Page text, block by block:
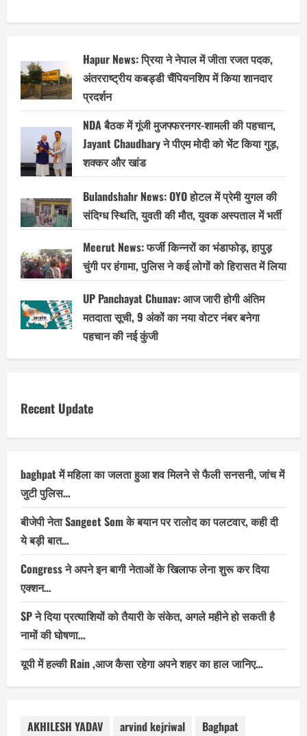
Hapur News: प्रिया ने नेपाल में जीता रजत पदक,
अंतरराष्ट्रीय कबड्डी चैंपियनशिप में किया शानदार
प्रदर्शन
NDA बैठक में गूंजी मुजफ्फरनगर-शामली की पहचान,
Jayant Chaudhary ने पीएम मोदी को भेंट किया गुड़,
शक्कर और खांड
Bulandshahr News: OYO होटल में प्रेमी युगल की
संदिग्ध स्थिति, युवती की मौत, युवक अस्पताल में भर्ती
Meerut News: फर्जी किन्नरों का भंडाफोड़, हापुड़
चुंगी पर हंगामा, पुलिस ने कई लोगों को हिरासत में लिया
UP Panchayat Chunav: आज जारी होगी अंतिम
मतदाता सूची, 9 अंकों का नया वोटर नंबर बनेगा
पहचान की नई कुंजी
Recent Update
baghpat में महिला का जलता हुआ शव मिलने से फैली सनसनी, जांच में
जुटी पुलिस…
बीजेपी नेता Sangeet Som के बयान पर रालोद का पलटवार, कही दी
ये बड़ी बात…
Congress ने अपने इन बागी नेताओं के खिलाफ लेना शुरू कर दिया
एक्शन…
SP ने दिया प्रत्याशियों को तैयारी के संकेत, अगले महीने हो सकती है
नामों की घोषणा…
यूपी में हल्की Rain ,आज कैसा रहेगा अपने शहर का हाल जानिए…
AKHILESH YADAV arvind kejriwal
Baghpat